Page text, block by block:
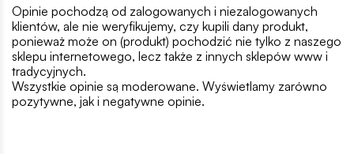
Opinie pochodzą od zalogowanych i niezalogowanych
klientów, ale nie weryfikujemy, czy kupili dany produkt,
ponieważ może on (produkt) pochodzić nie tylko z naszego
sklepu internetowego, lecz także z innych sklepów www i
tradycyjnych.
Wszystkie opinie są moderowane. Wyświetlamy zarówno
pozytywne, jak i negatywne opinie.